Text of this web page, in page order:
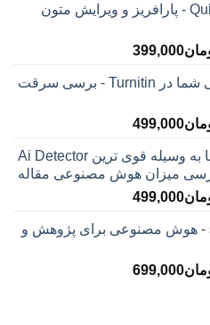
اکانت پرمیوم Quillbot - پارافریز و ویرایش متون
399,000محدوده
تومان145,000
تومان399,000
شارژ اکانت شخصی شما در Turnitin - برسی سرقت
499,000محدوده
تومان199,000
تا
تومان499,000
بررسی مقالات شما به وسیله قوی ترین Ai Detector
499,000محدوده
تومان299,000
تومان499,000
اکانت پرمیوم scite - هوش مصنوعی برای پژوهش و
699,000محدوده